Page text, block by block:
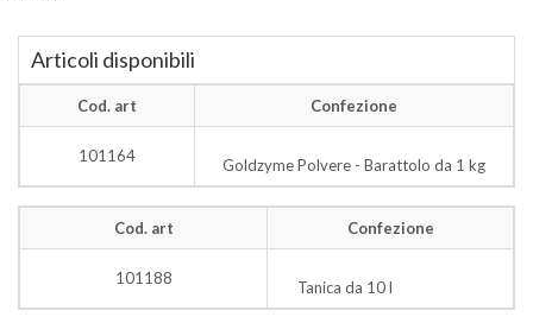
Articoli disponibili
Cod. art Confezione
101164 Goldzyme Polvere - Barattolo da 1 kg
Cod. art Confezione
101188 Tanica da 10 l